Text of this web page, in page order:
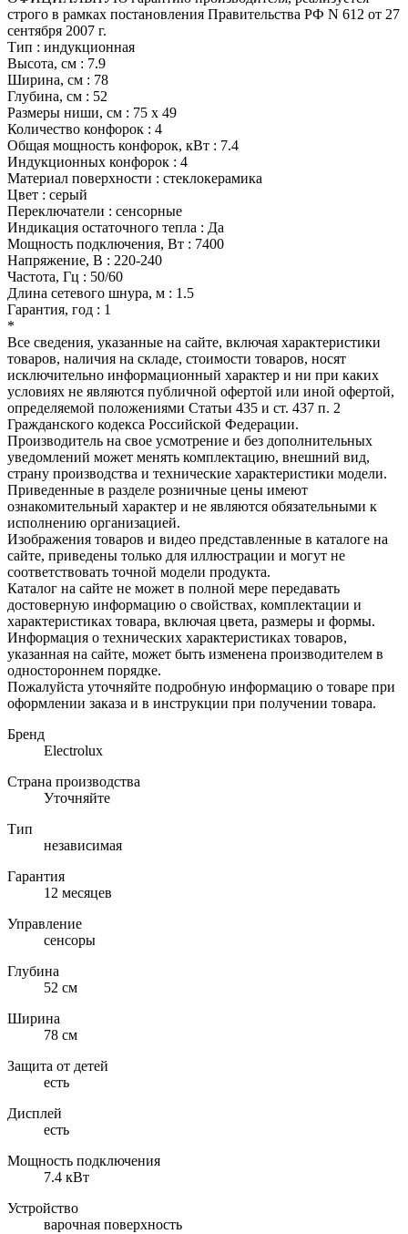
строго в рамках постановления Правительства РФ N 612 от 27
сентября 2007 г.
Тип : индукционная
Высота, см : 7.9
Ширина, см : 78
Глубина, см : 52
Размеры ниши, см : 75 х 49
Количество конфорок : 4
Общая мощность конфорок, кВт : 7.4
Индукционных конфорок : 4
Материал поверхности : стеклокерамика
Цвет : серый
Переключатели : сенсорные
Индикация остаточного тепла : Да
Мощность подключения, Вт : 7400
Напряжение, В : 220-240
Частота, Гц : 50/60
Длина сетевого шнура, м : 1.5
Гарантия, год : 1
*
Все сведения, указанные на сайте, включая характеристики
товаров, наличия на складе, стоимости товаров, носят
исключительно информационный характер и ни при каких
условиях не являются публичной офертой или иной офертой,
определяемой положениями Статьи 435 и ст. 437 п. 2
Гражданского кодекса Российской Федерации.
Производитель на свое усмотрение и без дополнительных
уведомлений может менять комплектацию, внешний вид,
страну производства и технические характеристики модели.
Приведенные в разделе розничные цены имеют
ознакомительный характер и не являются обязательными к
исполнению организацией.
Изображения товаров и видео представленные в каталоге на
сайте, приведены только для иллюстрации и могут не
соответствовать точной модели продукта.
Каталог на сайте не может в полной мере передавать
достоверную информацию о свойствах, комплектации и
характеристиках товара, включая цвета, размеры и формы.
Информация о технических характеристиках товаров,
указанная на сайте, может быть изменена производителем в
одностороннем порядке.
Пожалуйста уточняйте подробную информацию о товаре при
оформлении заказа и в инструкции при получении товара.
Бренд
Electrolux
Страна производства
Уточняйте
Тип
независимая
Гарантия
12 месяцев
Управление
сенсоры
Глубина
52 см
Ширина
78 см
Защита от детей
есть
Дисплей
есть
Мощность подключения
7.4 кВт
Устройство
варочная поверхность